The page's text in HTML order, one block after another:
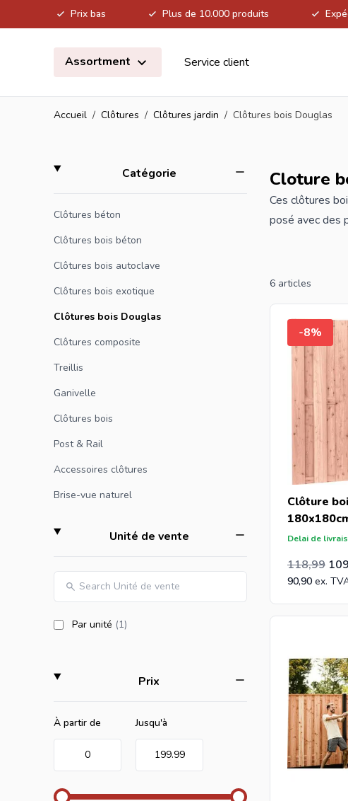
Prix bas Plus de 10.000 produits
Assortment
Service client
Accueil / Clôtures / Clôtures jardin / Clôtures bois Douglas
Skip to product list
Catégoriefilter
Clôtures béton
Clôtures bois béton
Clôtures bois autoclave
Clôtures bois exotique
Clôtures bois Douglas
Clôtures composite
Treillis
Ganivelle
Clôtures bois
Post & Rail
Accessoires clôtures
Brise-vue naturel
Unité de ventefilter
Par unité (1products available
)
Prix
À partir de
Minimum value
0
Jusqu'à
Valeur maximale
199.99
Cloture
Ces clôtures
posé avec des
gamme.
Si vous êtes
equerres
6 articles
-8%
Clôture
Delai de
Prix Spécial
90,90
Prix normal
118,99
99,16